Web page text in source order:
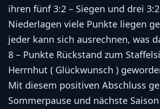
ihren fünf 3:2 – Siegen und drei
Niederlagen viele Punkte liegen
jeder kann sich ausrechnen, was
8 – Punkte Rückstand zum
Herrnhut ( Glückwunsch )
Mit diesem positiven Abschluss
Sommerpause und nächste